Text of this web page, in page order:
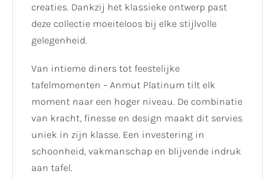
creaties. Dankzij het klassieke ontwerp past
deze collectie moeiteloos bij elke stijlvolle
gelegenheid.
Van intieme diners tot feestelijke
tafelmomenten – Anmut Platinum tilt elk
moment naar een hoger niveau. De combinatie
van kracht, finesse en design maakt dit servies
uniek in zijn klasse. Een investering in
schoonheid, vakmanschap en blijvende indruk
aan tafel.